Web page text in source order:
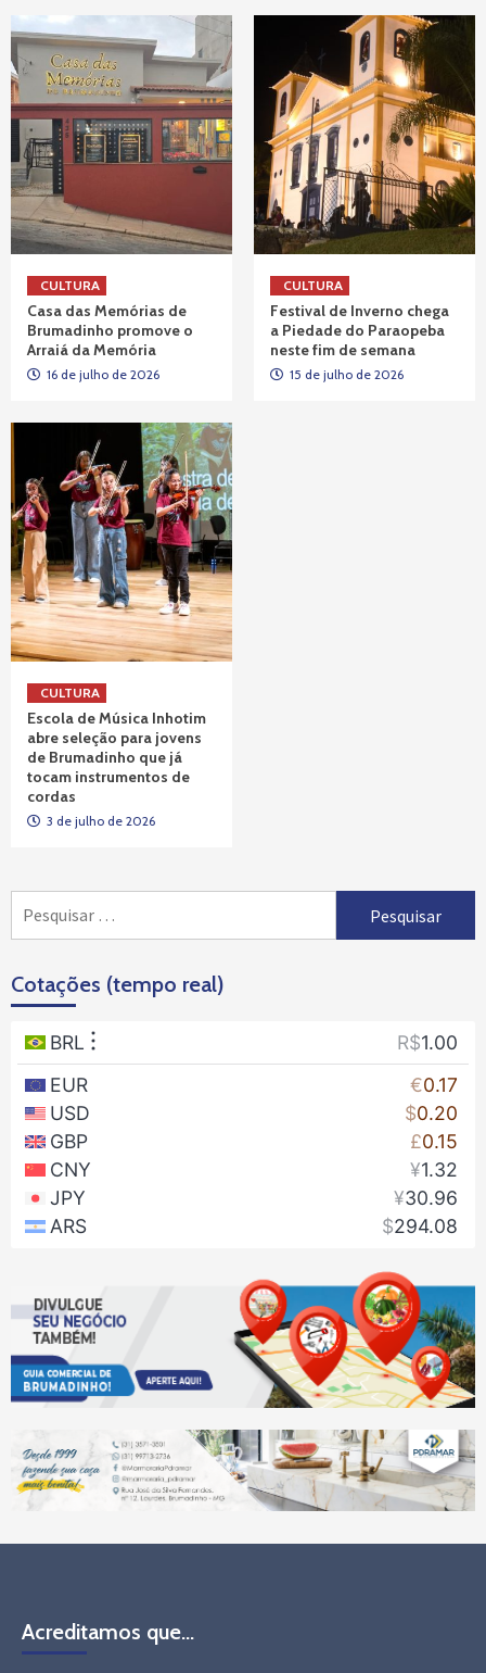
CULTURA
Casa das Memórias de
Brumadinho promove o
Arraiá da Memória
16 de julho de 2026
CULTURA
Festival de Inverno chega
a Piedade do Paraopeba
neste fim de semana
15 de julho de 2026
CULTURA
Escola de Música Inhotim
abre seleção para jovens
de Brumadinho que já
tocam instrumentos de
cordas
3 de julho de 2026
Cotações (tempo real)
Acreditamos que…